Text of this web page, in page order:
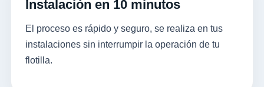
Instalación en 10 minutos
El proceso es rápido y seguro, se realiza en tus
instalaciones sin interrumpir la operación de tu
flotilla.